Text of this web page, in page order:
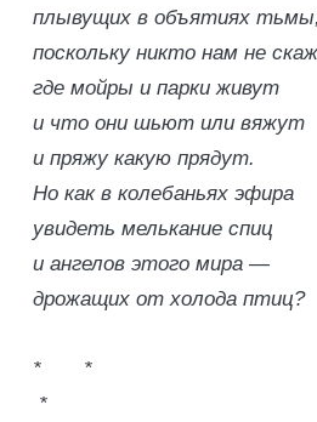
плывущих в объятиях тьмы,
поскольку никто нам не
где мойры и парки живут
и что они шьют или вяжут
и пряжу какую прядут.
Но как в колебаньях эфира
увидеть мелькание спиц
и ангелов этого мира —
дрожащих от холода птиц?
* *
*